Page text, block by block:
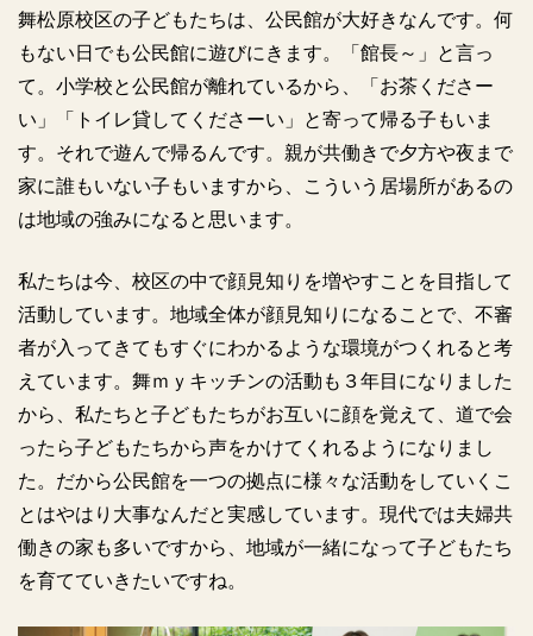
舞松原校区の子どもたちは、公民館が大好きなんです。何
もない日でも公民館に遊びにきます。「館長～」と言っ
て。小学校と公民館が離れているから、「お茶くださー
い」「トイレ貸してくださーい」と寄って帰る子もいま
す。それで遊んで帰るんです。親が共働きで夕方や夜まで
家に誰もいない子もいますから、こういう居場所があるの
は地域の強みになると思います。
私たちは今、校区の中で顔見知りを増やすことを目指して
活動しています。地域全体が顔見知りになることで、不審
者が入ってきてもすぐにわかるような環境がつくれると考
えています。舞ｍｙキッチンの活動も３年目になりました
から、私たちと子どもたちがお互いに顔を覚えて、道で会
ったら子どもたちから声をかけてくれるようになりまし
た。だから公民館を一つの拠点に様々な活動をしていくこ
とはやはり大事なんだと実感しています。現代では夫婦共
働きの家も多いですから、地域が一緒になって子どもたち
を育てていきたいですね。